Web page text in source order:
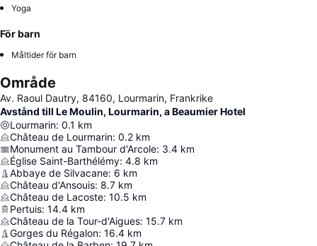
Yoga
För barn
Måltider för barn
Område
Av. Raoul Dautry, 84160, Lourmarin, Frankrike
Avstånd till Le Moulin, Lourmarin, a Beaumier Hotel
Lourmarin: 0.1 km
Château de Lourmarin: 0.2 km
Monument au Tambour d'Arcole: 3.4 km
Église Saint-Barthélémy: 4.8 km
Abbaye de Silvacane: 6 km
Château d'Ansouis: 8.7 km
Château de Lacoste: 10.5 km
Pertuis: 14.4 km
Château de la Tour-d'Aigues: 15.7 km
Gorges du Régalon: 16.4 km